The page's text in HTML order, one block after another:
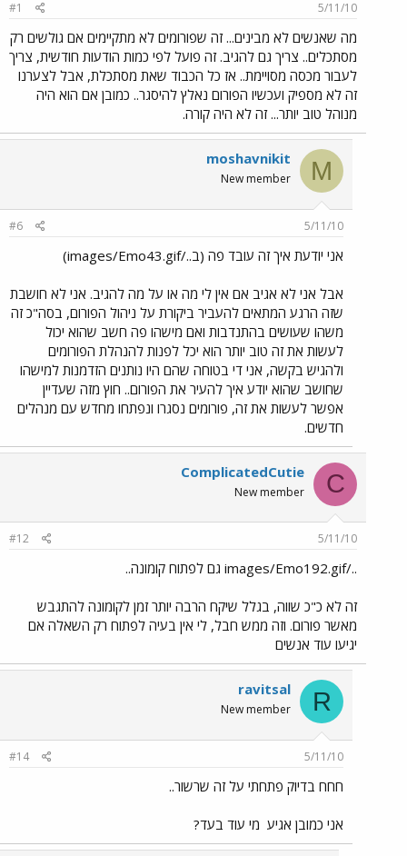
5/11/10
#1
מה שאנשים לא מבינים... זה שפורומים לא מתקיימים אם גולשים רק
מסתכלים.. צריך גם להגיב. זה פועל לפי כמות הודעות חודשית, צריך
לעבור מכסה מסויימת.. אז כל הכבוד שאת מסתכלת, אבל לצערנו
זה לא מספיק ועכשיו הפורום נאלץ להיסגר.. כמובן אם הוא היה
מנוהל טוב יותר... זה לא היה קורה.
M
moshavnikit
New member
5/11/10
#6
אני יודעת איך זה עובד פה (ב../images/Emo43.gif)
אבל אני לא אגיב אם אין לי מה או על מה להגיב. אני לא חושבת
שזה הרגע המתאים להעביר ביקורת על ניהול הפורום, בסה"כ זה
משהו שעושים בהתנדבות ואם מישהו פה חשב שהוא יכול
לעשות את זה טוב יותר הוא יכל לפנות להנהלת הפורומים
ולהגיש בקשה, אני די בטוחה שהם היו נותנים הזדמנות למישהו
שחושב שהוא יודע איך להעיר את הפורום.. חוץ מזה שעדיין
אפשר לעשות את זה, פורומים נסגרו ונפתחו מחדש עם מנהלים
חדשים.
C
ComplicatedCutie
New member
5/11/10
#12
../images/Emo192.gif גם לפתוח קומונה..
זה לא כ"כ שווה, בגלל שיקח הרבה יותר זמן לקומונה להתגבש
מאשר פורום. וזה ממש חבל, לי אין בעיה לפתוח רק השאלה אם
יגיעו עוד אנשים
R
ravitsal
New member
5/11/10
#14
חחח בדיוק פתחתי על זה שרשור..
אני כמובן אגיע מי עוד בעד?